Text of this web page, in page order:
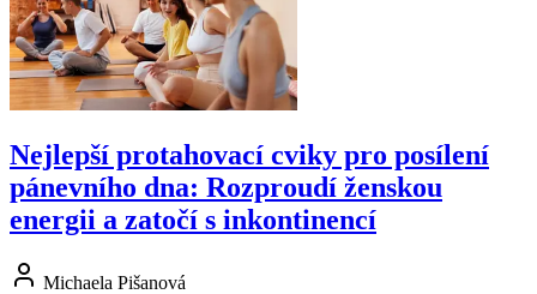
Nejlepší protahovací cviky pro posílení
pánevního dna: Rozproudí ženskou
energii a zatočí s inkontinencí
Michaela Pišanová